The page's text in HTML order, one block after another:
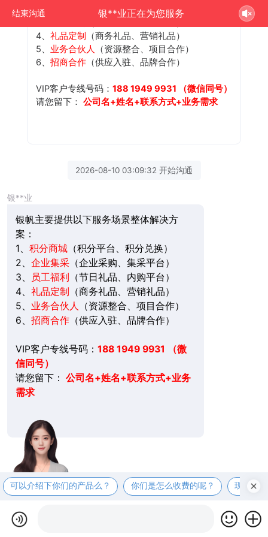
结束沟通 银**业正在为您服务
2、
（企业采购、集采平台）
4、 礼品定制
（商务礼品、营销礼品）
5、 业务合伙人
（资源整合、项目合作）
6、 招商合作 （供应入驻、品牌合作）
VIP客户专线号码： 188 1949 9931 （微信同号）
请您留下： 公司名+姓名+联系方式+业务需求
2026-08-10 03:09:32 开始沟通
银**业
银帆主要提供以下服务场景整体解决方
案：
1、 积分商城（积分平台、积分兑换）
2、 企业集采（企业采购、集采平台）
3、
员工福利 （节日礼品、内购平台）
4、 礼品定制 （商务礼品、营销礼品）
5、 业务合伙人
（资源整合、项目合作）
6、 招商合作（供应入驻、品牌合作）
VIP客户专线号码： 188 1949 9931 （微
信同号）
请您留下： 公司名+姓名+联系方式+业务
需求
可以介绍下你们的产品么？ 你们是怎么收费的呢？ 现在有